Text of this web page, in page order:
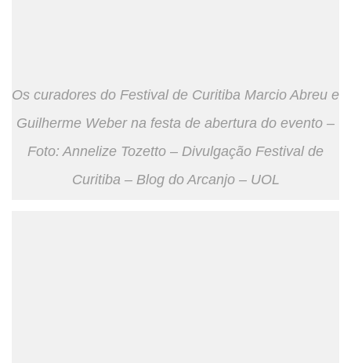
Os curadores do Festival de Curitiba Marcio Abreu e
Guilherme Weber na festa de abertura do evento –
Foto: Annelize Tozetto – Divulgação Festival de
Curitiba – Blog do Arcanjo – UOL